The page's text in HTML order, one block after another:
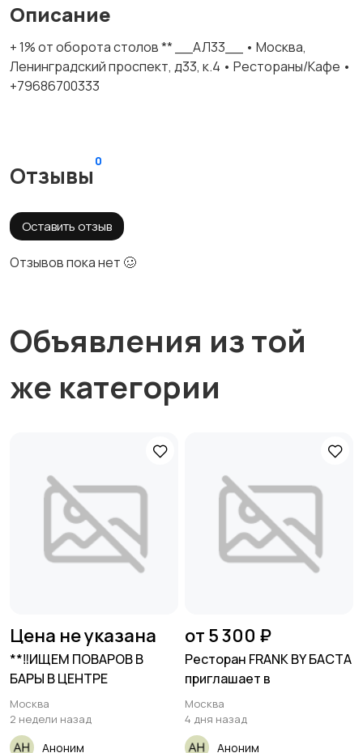
Описание
+ 1% от оборота столов ** __АЛ33__ • Москва,
Ленинградский проспект, д33, к.4 • Рестораны/Кафе •
+79686700333
Отзывы
0
Оставить отзыв
Отзывов пока нет 🥴
Объявления из той
же категории
Цена не указана
**‼️ИЩЕМ ПОВАРОВ В
БАРЫ В ЦЕНТРЕ
Москва
2 недели назад
Аноним
от 5 300 ₽
Ресторан FRANK BY БАСТА
приглашает в
Москва
4 дня назад
Аноним